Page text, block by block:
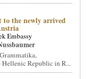
to the newly arrived
Embassy
Hellenic Republic in R...